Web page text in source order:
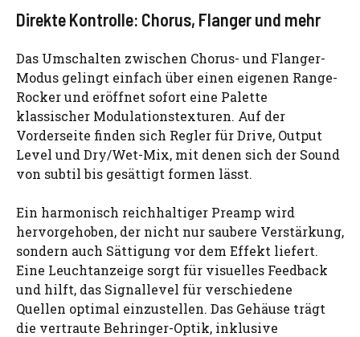
Direkte Kontrolle: Chorus, Flanger und mehr
Das Umschalten zwischen Chorus- und Flanger-
Modus gelingt einfach über einen eigenen Range-
Rocker und eröffnet sofort eine Palette
klassischer Modulationstexturen. Auf der
Vorderseite finden sich Regler für Drive, Output
Level und Dry/Wet-Mix, mit denen sich der Sound
von subtil bis gesättigt formen lässt.
Ein harmonisch reichhaltiger Preamp wird
hervorgehoben, der nicht nur saubere Verstärkung,
sondern auch Sättigung vor dem Effekt liefert.
Eine Leuchtanzeige sorgt für visuelles Feedback
und hilft, das Signallevel für verschiedene
Quellen optimal einzustellen. Das Gehäuse trägt
die vertraute Behringer-Optik, inklusive